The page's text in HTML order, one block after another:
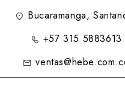
Bucaramanga,
+57 315 5883613